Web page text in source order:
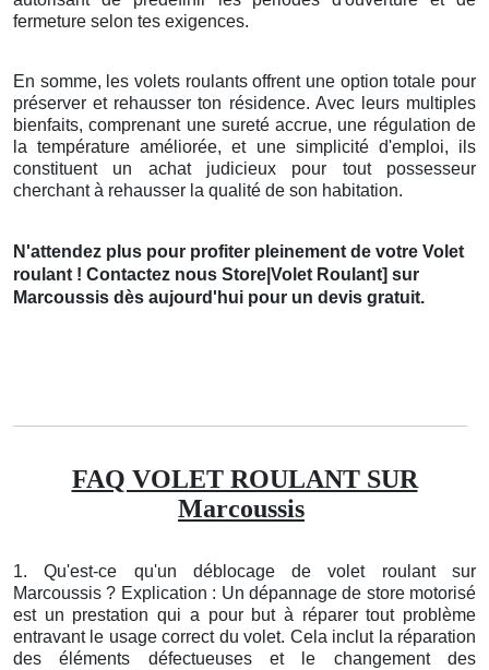
fermeture selon tes exigences.
En somme, les volets roulants offrent une option totale pour
préserver et rehausser ton résidence. Avec leurs multiples
bienfaits, comprenant une sureté accrue, une régulation de
la température améliorée, et une simplicité d'emploi, ils
constituent un achat judicieux pour tout possesseur
cherchant à rehausser la qualité de son habitation.
N'attendez plus pour profiter pleinement de votre Volet
roulant ! Contactez nous Store|Volet Roulant] sur
Marcoussis dès aujourd'hui pour un devis gratuit.
FAQ VOLET ROULANT SUR
Marcoussis
1. Qu'est-ce qu'un déblocage de volet roulant sur
Marcoussis ? Explication : Un dépannage de store motorisé
est un prestation qui a pour but à réparer tout problème
entravant le usage correct du volet. Cela inclut la réparation
des éléments défectueuses et le changement des